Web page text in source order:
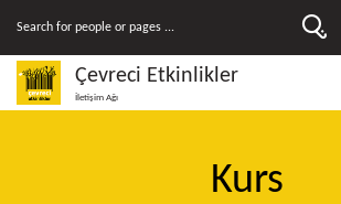
Çevreci Etkinlikler
İletişim Ağı
Kurs